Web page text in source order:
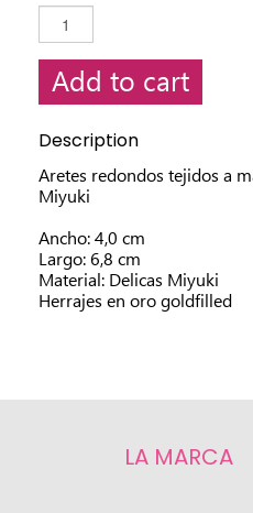
Add to cart
Description
Aretes redondos tejidos a
Miyuki
Ancho: 4,0 cm
Largo: 6,8 cm
Material: Delicas Miyuki
Herrajes en oro goldfilled
LA MARCA